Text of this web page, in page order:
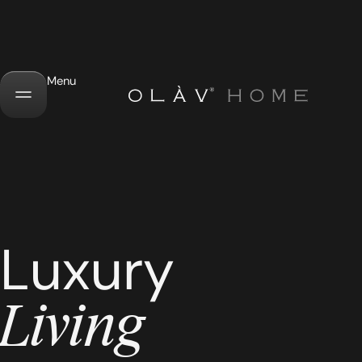
Menu
Luxury
Living